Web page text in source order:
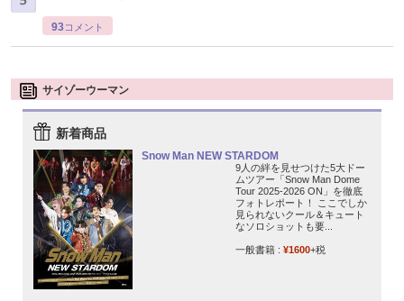
93コメント
サイゾーウーマン
新着商品
Snow Man NEW STARDOM
9人の絆を見せつけた5大ドー
ムツアー「Snow Man Dome
Tour 2025-2026 ON」を徹底
フォトレポート！ ここでしか
見られないクール＆キュート
なソロショットも要...
一般書籍 : ¥1600+税